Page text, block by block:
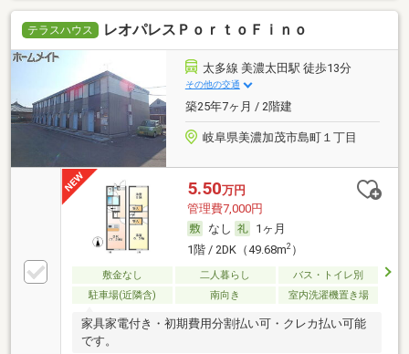
テラスハウス レオパレスＰｏｒｔｏＦｉｎｏ
太多線 美濃太田駅 徒歩13分
その他の交通
築25年7ヶ月 / 2階建
岐阜県美濃加茂市島町１丁目
5.50万円
管理費7,000円
なし
1ヶ月
1階 / 2DK（49.68m2）
敷金なし 二人暮らし
バス・トイレ別
駐車場(近隣含)
南向き 室内洗濯機置き場
家具家電付き・初期費用分割払い可・クレカ払い可能
です。